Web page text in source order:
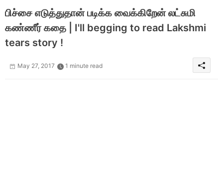
பிச்சை எடுத்துதான் படிக்க வைக்கிறேன் லட்சுமி
கண்ணீர் கதை | I'll begging to read Lakshmi
tears story !
May 27, 2017 1 minute read